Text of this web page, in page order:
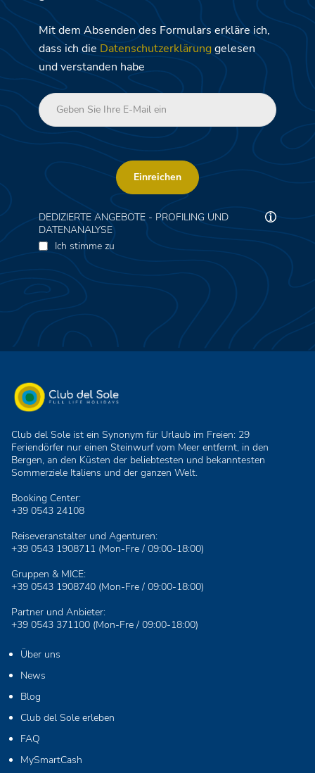
Mit dem Absenden des Formulars erkläre ich,
dass ich die Datenschutzerklärunggelesen
und verstanden habe
Einreichen
DEDIZIERTE ANGEBOTE - PROFILING UND
DATENANALYSE
Ich stimme zu
Club del Sole ist ein Synonym für Urlaub im Freien: 29
Feriendörfer nur einen Steinwurf vom Meer entfernt, in den
Bergen, an den Küsten der beliebtesten und bekanntesten
Sommerziele Italiens und der ganzen Welt.
Booking Center:
+39 0543 24108
Reiseveranstalter und Agenturen:
+39 0543 1908711 (Mon-Fre / 09:00-18:00)
Gruppen & MICE:
+39 0543 1908740 (Mon-Fre / 09:00-18:00)
Partner und Anbieter:
+39 0543 371100 (Mon-Fre / 09:00-18:00)
Über uns
News
Blog
Club del Sole erleben
FAQ
MySmartCash